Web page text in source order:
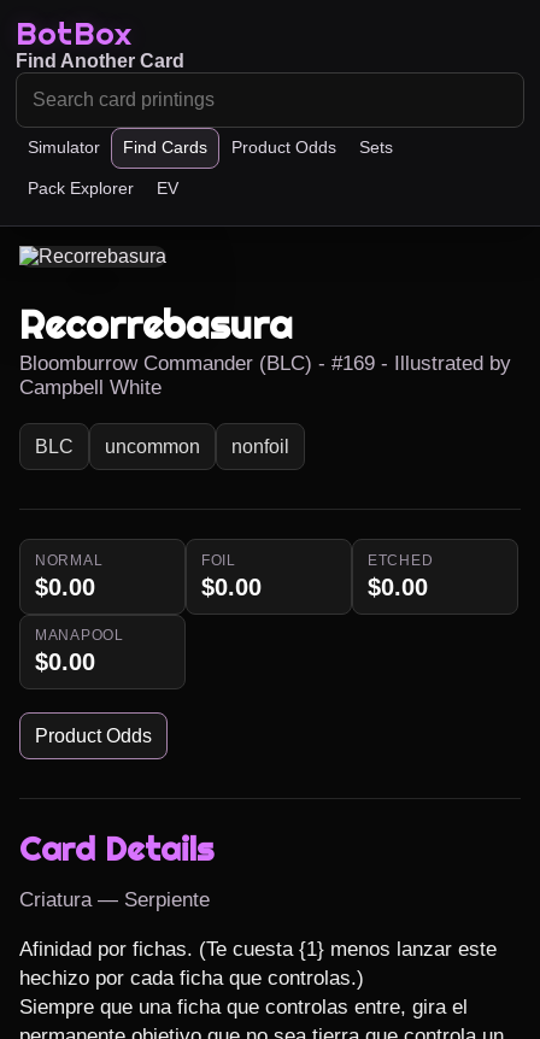
BotBox
Simulator Find Cards Product Odds Sets
Pack Explorer EV
Find Another Card
Recorrebasura
Bloomburrow Commander (BLC) - #169 - Illustrated by
Campbell White
BLC uncommon nonfoil
NORMAL
$0.00
FOIL
$0.00
ETCHED
$0.00
MANAPOOL
$0.00
Product Odds
Card Details
Criatura — Serpiente
Afinidad por fichas. (Te cuesta {1} menos lanzar este
hechizo por cada ficha que controlas.)
Siempre que una ficha que controlas entre, gira el